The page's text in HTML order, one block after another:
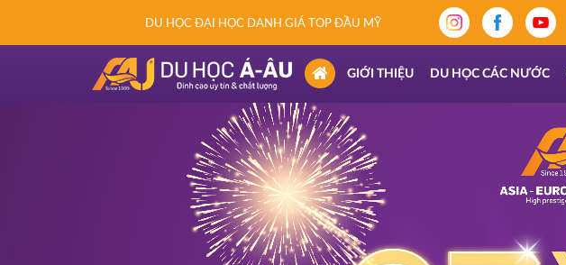
DU HỌC ĐẠI HỌC DANH GIÁ TOP ĐẦU MỸ
(CURRENT)
GIỚI THIỆU DU HỌC CÁC NƯỚC